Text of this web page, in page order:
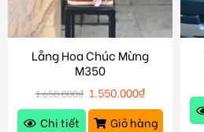
Lẵng Hoa Chúc Mừng
M350
1.650.000₫ 1.550.000₫
Chi tiết
Giỏ hàng